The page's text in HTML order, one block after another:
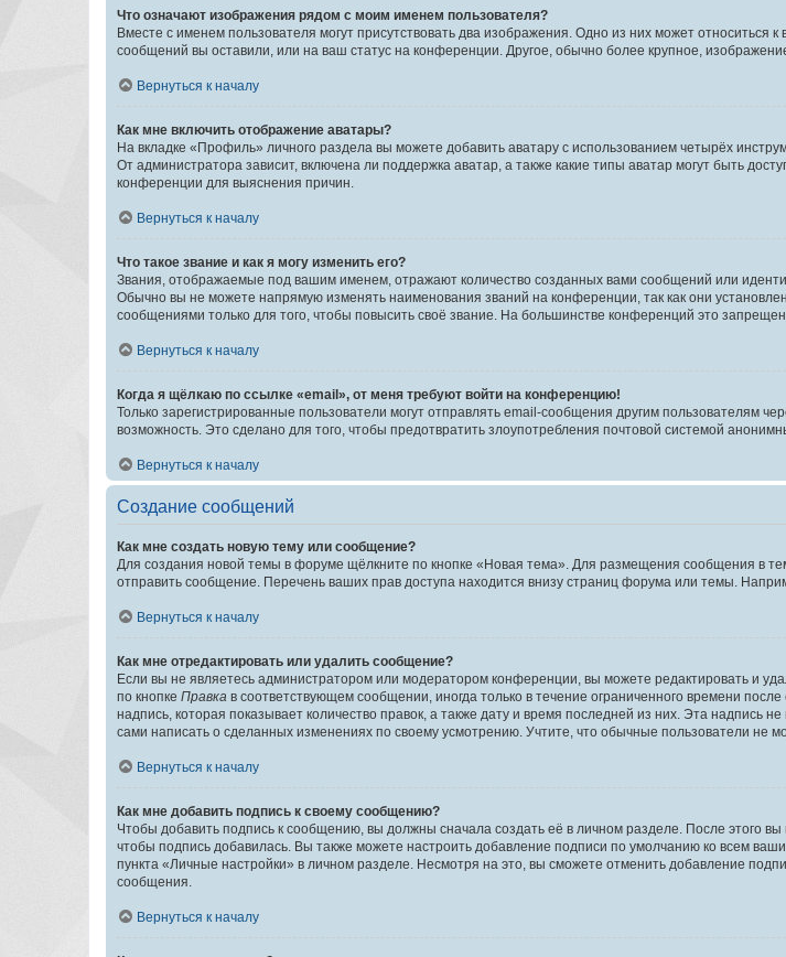
Что означают изображения рядом с моим именем пользователя?
Вместе с именем пользователя могут присутствовать два изображения. Одно из них может относиться
сообщений вы оставили, или на ваш статус на конференции. Другое, обычно более крупное,
Вернуться к началу
Как мне включить отображение аватары?
На вкладке «Профиль» личного раздела вы можете добавить аватару с использованием четырёх
От администратора зависит, включена ли поддержка аватар, а также какие типы аватар могут быть
конференции для выяснения причин.
Вернуться к началу
Что такое звание и как я могу изменить его?
Звания, отображаемые под вашим именем, отражают количество созданных вами сообщений или
Обычно вы не можете напрямую изменять наименования званий на конференции, так как они
сообщениями только для того, чтобы повысить своё звание. На большинстве конференций это
Вернуться к началу
Когда я щёлкаю по ссылке «email», от меня требуют войти на конференцию!
Только зарегистрированные пользователи могут отправлять email-сообщения другим пользователям
возможность. Это сделано для того, чтобы предотвратить злоупотребления почтовой системой
Вернуться к началу
Создание сообщений
Как мне создать новую тему или сообщение?
Для создания новой темы в форуме щёлкните по кнопке «Новая тема». Для размещения сообщения в
отправить сообщение. Перечень ваших прав доступа находится внизу страниц форума или темы.
Вернуться к началу
Как мне отредактировать или удалить сообщение?
Если вы не являетесь администратором или модератором конференции, вы можете редактировать и
по кнопке Правка в соответствующем сообщении, иногда только в течение ограниченного времени
надпись, которая показывает количество правок, а также дату и время последней из них. Эта надпись
сами написать о сделанных изменениях по своему усмотрению. Учтите, что обычные пользователи не
Вернуться к началу
Как мне добавить подпись к своему сообщению?
Чтобы добавить подпись к сообщению, вы должны сначала создать её в личном разделе. После этого
чтобы подпись добавилась. Вы также можете настроить добавление подписи по умолчанию ко всем
пункта «Личные настройки» в личном разделе. Несмотря на это, вы сможете отменить добавление
сообщения.
Вернуться к началу